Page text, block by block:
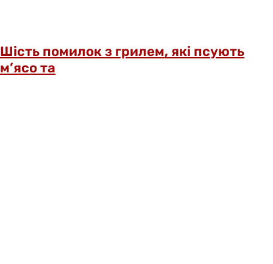
Шість помилок з грилем, які псують
м’ясо та